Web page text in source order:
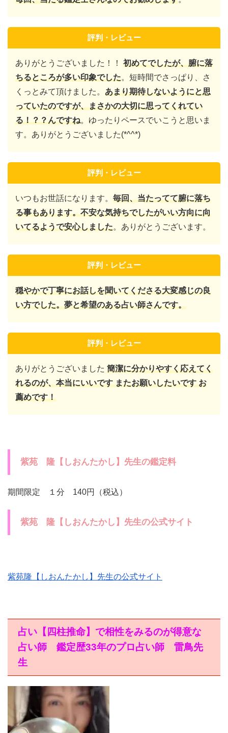
評判・レビュー
ありがとうございました！！ 初めてでしたが、腑に落
ちるところが多い印象でした。短時間でさっぱり、さ
くっとみて頂けました。 あまり期待しないようにと思
っていたのですが、まさかの大切に思ってくれてい
る！？？んですね。ゆったりペースでいこうと思いま
す。ありがとうございました(*^^*)
評判・レビュー
いつもお世話になります。 毎回、当たってて腑に落ち
る事もあります。不安な気持ちでしたがいい方向に向
いてるようで安心しました。ありがとうございます。
評判・レビュー
穏やかで丁寧にお話しを聞いてくださる大変感じの良
い方でした。夢と希望のある占い師さんです。
評判・レビュー
ありがとうございました 簡潔に分かりやすく応えてく
れるのが、本当にいいです またお願いしたいです お
薦めです！
紫苑 隆【しおんたかし】先生の鑑定料
期間限定 １分 140円（税込）
紫苑 隆【しおんたかし】先生の公式サイト
紫苑隆【しおんたかし】先生の公式サイト
占い【四柱推命】で相性をみるのが得意な
占い師 鑑定歴33年のプロ占い師 雷鳥先
生